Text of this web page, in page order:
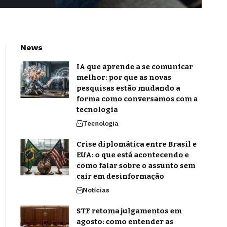
News
IA que aprende a se comunicar
melhor: por que as novas
pesquisas estão mudando a
forma como conversamos com a
tecnologia
Tecnologia
Crise diplomática entre Brasil e
EUA: o que está acontecendo e
como falar sobre o assunto sem
cair em desinformação
Notícias
STF retoma julgamentos em
agosto: como entender as